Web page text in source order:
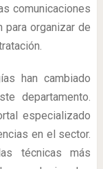
comunicaciones
organizar de
han cambiado
departamento.
especializado
en el sector.
técnicas más